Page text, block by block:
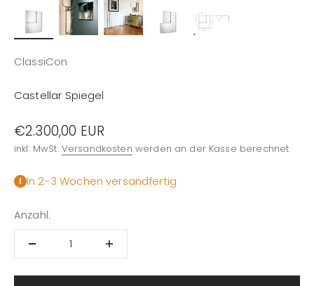
ClassiCon
Castellar Spiegel
Angebot
€2.300,00 EUR
inkl. MwSt. Versandkosten werden an der Kasse berechnet
In 2-3 Wochen versandfertig
Anzahl: